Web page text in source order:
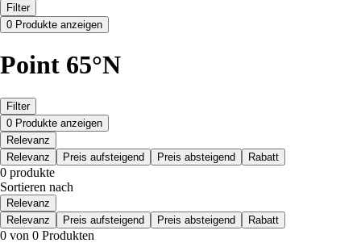
Filter
0 Produkte anzeigen
Point 65°N
Filter
0 Produkte anzeigen
Relevanz
Relevanz
Preis aufsteigend Preis absteigend Rabatt
0 produkte
Sortieren nach
Relevanz
Relevanz
Preis aufsteigend Preis absteigend Rabatt
0 von 0 Produkten